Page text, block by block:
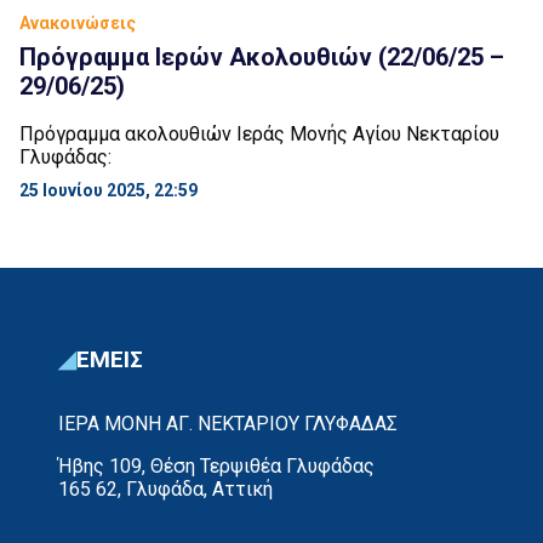
Ανακοινώσεις
Πρόγραμμα Ιερών Ακολουθιών (22/06/25 –
29/06/25)
Πρόγραμμα ακολουθιών Ιεράς Μονής Αγίου Νεκταρίου
Γλυφάδας:
25 Ιουνίου 2025, 22:59
ΕΜΕΙΣ
ΙΕΡΑ ΜΟΝΗ ΑΓ. ΝΕΚΤΑΡΙΟΥ ΓΛΥΦΑΔΑΣ
Ήβης 109, Θέση Τερψιθέα Γλυφάδας
165 62, Γλυφάδα, Αττική